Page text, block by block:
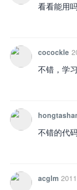
看看能用
cocockle
不错，学习
不错的代
acglm